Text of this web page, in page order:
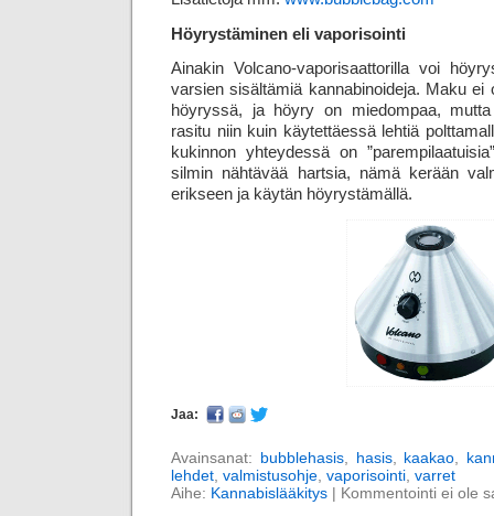
Höyrystäminen eli vaporisointi
Ainakin Volcano-vaporisaattorilla voi
varsien sisältämiä kannabinoideja. Maku ei
höyryssä, ja höyry on miedompaa,
rasitu niin kuin käytettäessä lehtiä
kukinnon yhteydessä on
silmin nähtävää hartsia, nämä kerään
erikseen ja käytän höyrystämällä.
Jaa:
Avainsanat: bubblehasis, hasis, kaakao,
lehdet, valmistusohje, vaporisointi, varret
Aihe: Kannabislääkitys | Kommentointi ei ole